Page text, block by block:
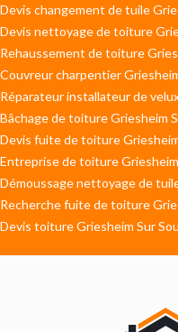
Devis changement de tuile
Devis nettoyage de toiture
Rehaussement de toiture
Couvreur charpentier
Réparateur installateur de
Bâchage de toiture Griesheim
Devis fuite de toiture
Entreprise de toiture
Démoussage nettoyage de
Recherche fuite de toiture
Devis toiture Griesheim Sur